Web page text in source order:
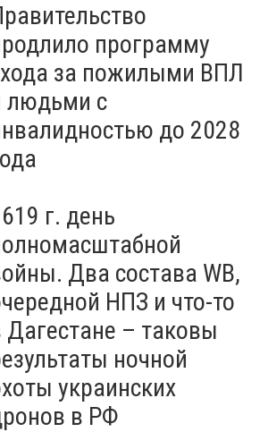
Мариуполец Андрей
Бедняков сыграет папу
Петрика Пяточкина в
новом украинском фильме,
- ФОТО
программу
за пожилыми ВПЛ
людьми с
до 2028
г. день
Два состава WB,
НПЗ и что-то
Дагестане – таковы
ночной
украинских
в РФ